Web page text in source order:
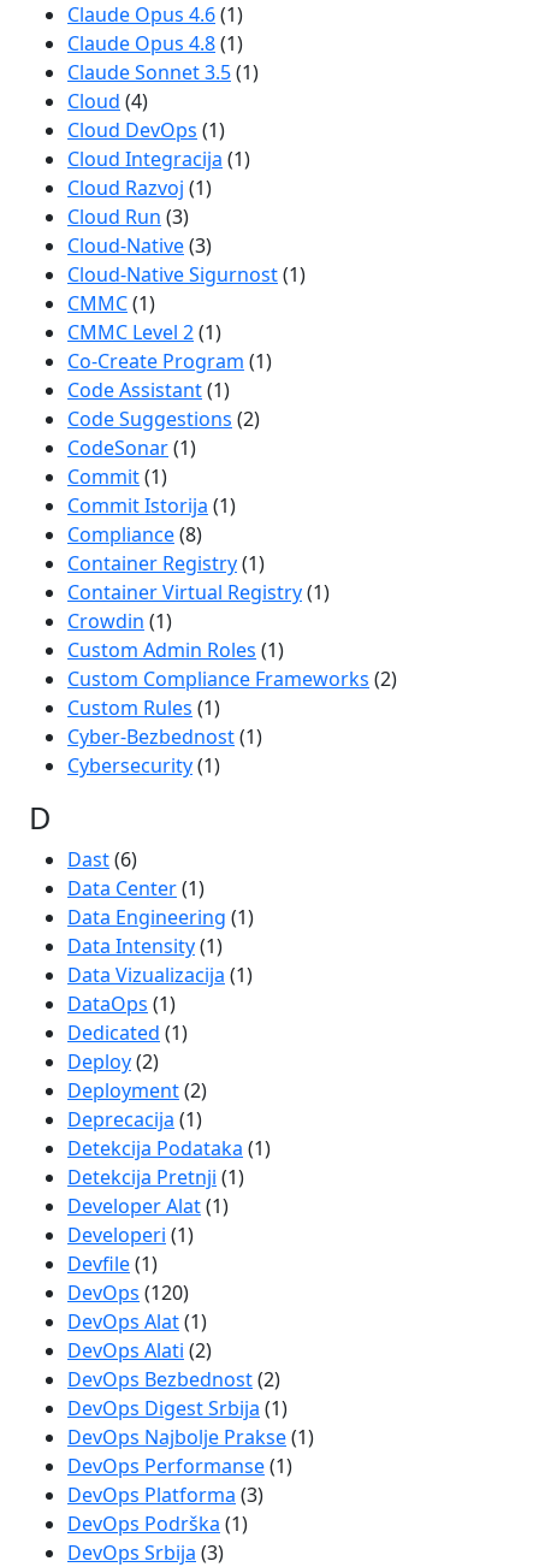
Claude Opus 4.6(1)
Claude Opus 4.8(1)
Claude Sonnet 3.5(1)
Cloud (4)
Cloud DevOps (1)
Cloud Integracija (1)
Cloud Razvoj (1)
Cloud Run (3)
Cloud-Native(3)
Cloud-Native Sigurnost(1)
CMMC(1)
CMMC Level 2(1)
Co-Create Program (1)
Code Assistant(1)
Code Suggestions (2)
CodeSonar(1)
Commit(1)
Commit Istorija (1)
Compliance(8)
Container Registry(1)
Container Virtual Registry(1)
Crowdin (1)
Custom Admin Roles (1)
Custom Compliance Frameworks (2)
Custom Rules (1)
Cyber-Bezbednost(1)
Cybersecurity(1)
D
Dast(6)
Data Center(1)
Data Engineering (1)
Data Intensity(1)
Data Vizualizacija (1)
DataOps (1)
Dedicated (1)
Deploy(2)
Deployment(2)
Deprecacija (1)
Detekcija Podataka (1)
Detekcija Pretnji (1)
Developer Alat(1)
Developeri (1)
Devfile(1)
DevOps (120)
DevOps Alat(1)
DevOps Alati (2)
DevOps Bezbednost(2)
DevOps Digest Srbija (1)
DevOps Najbolje Prakse(1)
DevOps Performanse(1)
DevOps Platforma (3)
DevOps Podrška (1)
DevOps Srbija (3)